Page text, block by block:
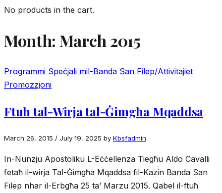
No products in the cart.
Month: March 2015
Programmi Speċjali mil-Banda San Filep/Attivitajiet
Promozzjoni
Ftuħ tal-Wirja tal-Ġimgħa Mqaddsa
March 26, 2015 / July 19, 2025 by Kbsfadmin
In-Nunzju Apostoliku L-Eċċellenza Tiegħu Aldo Cavalli
fetaħ il-wirja Tal-Ġimgħa Mqaddsa fil-Kazin Banda San
Filep nhar il-Erbgħa 25 ta’ Marzu 2015. Qabel il-ftuħ